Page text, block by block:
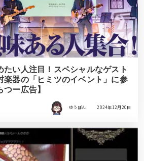
たい人注目！スペシャルなゲスト
楽器の「ヒミツのイベント」に参
ー広告】
ゆうぽん 2024年12月20日